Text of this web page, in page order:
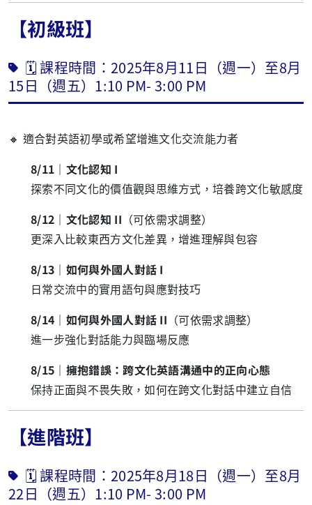
【初級班】
🗓 課程時間：2025年8月11日（週一）至8月
15日（週五）1:10 PM- 3:00 PM
🔸 適合對英語初學或希望增進文化交流能力者
8/11｜文化認知 I
探索不同文化的價值觀與思維方式，培養跨文化敏感度
8/12｜文化認知 II （可依需求調整）
更深入比較東西方文化差異，增進理解與包容
8/13｜如何與外國人對話 I
日常交流中的實用語句與應對技巧
8/14｜如何與外國人對話 II （可依需求調整）
進一步強化對話能力與臨場反應
8/15｜擁抱錯誤：跨文化英語溝通中的正向心態
保持正面與不畏失敗，如何在跨文化對話中建立自信
【進階班】
🗓 課程時間：2025年8月18日（週一）至8月
22日（週五）1:10 PM- 3:00 PM